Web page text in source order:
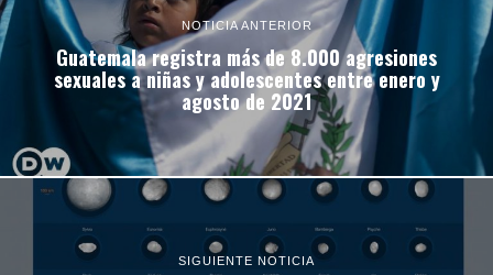
NOTICIA ANTERIOR
Guatemala registra más de 8.000 agresiones
sexuales a niñas y adolescentes entre enero y
agosto de 2021
SIGUIENTE NOTICIA